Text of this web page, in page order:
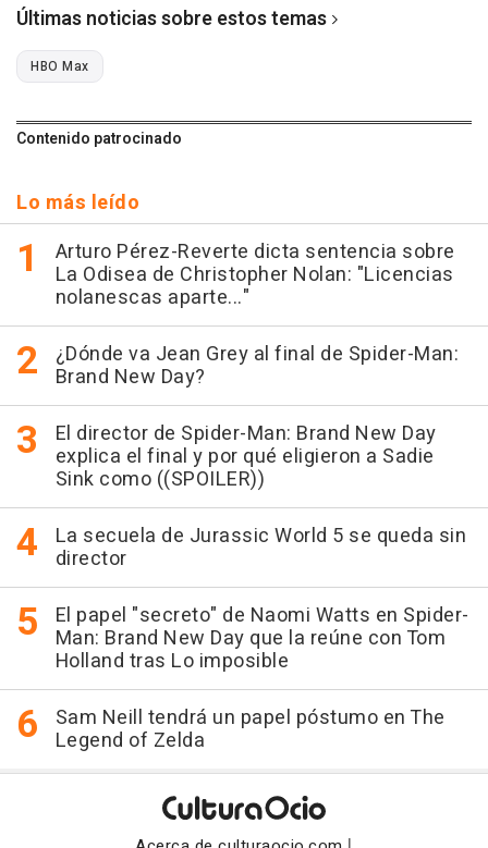
Últimas noticias sobre estos temas
HBO Max
Contenido patrocinado
Lo más leído
Arturo Pérez-Reverte dicta sentencia sobre
La Odisea de Christopher Nolan: "Licencias
nolanescas aparte..."
¿Dónde va Jean Grey al final de Spider-Man:
Brand New Day?
El director de Spider-Man: Brand New Day
explica el final y por qué eligieron a Sadie
Sink como ((SPOILER))
La secuela de Jurassic World 5 se queda sin
director
El papel "secreto" de Naomi Watts en Spider-
Man: Brand New Day que la reúne con Tom
Holland tras Lo imposible
Sam Neill tendrá un papel póstumo en The
Legend of Zelda